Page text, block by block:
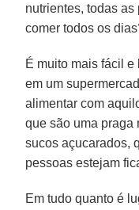
nutrientes, todas
comer todos os
É muito mais fácil
em um
alimentar com
que são uma praga
sucos açucarados,
pessoas estejam
Em tudo quanto é